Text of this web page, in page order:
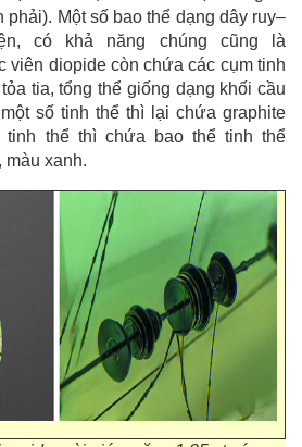
Một số bao thể dạng dây ruy–
có khả năng chúng cũng là
viên diopide còn chứa các cụm tinh
tia, tổng thể giống dạng khối cầu
số tinh thể thì lại chứa graphite
tinh thể thì chứa bao thể tinh thể
màu xanh.